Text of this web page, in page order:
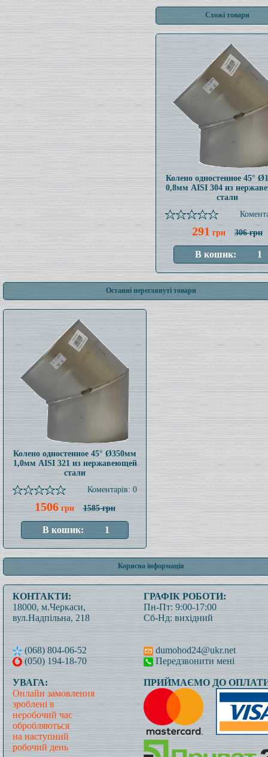
Схожі товари
Колено одностенное 45°
0,8мм AISI 304 из
стали
291 грн 306 грн
Останні переглянуті товари
Колено одностенное 45° Ø350мм
1,0мм AISI 321 из нержавеющей
стали
Коментарів: 0
1506грн 1585 грн
Корисна інформація
КОНТАКТИ:
18000, м.Черкаси,
вул.Надпільна, 218
(068) 804-06-52
(050) 194-18-70
ГРАФІК РОБОТИ:
Пн-Пт: 9:00-17:00
Сб-Нд: вихідний
dumohod24@ukr.net
Передзвонити мені
УВАГА:
Онлайн замовлення
зроблені в
неробочий час
обробляються
на наступний
робочий день
ПРИЙМАЄМО ДО